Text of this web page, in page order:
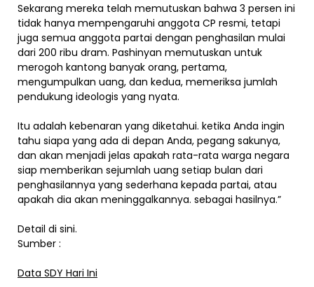
Sekarang mereka telah memutuskan bahwa 3 persen ini
tidak hanya mempengaruhi anggota CP resmi, tetapi
juga semua anggota partai dengan penghasilan mulai
dari 200 ribu dram. Pashinyan memutuskan untuk
merogoh kantong banyak orang, pertama,
mengumpulkan uang, dan kedua, memeriksa jumlah
pendukung ideologis yang nyata.
Itu adalah kebenaran yang diketahui. ketika Anda ingin
tahu siapa yang ada di depan Anda, pegang sakunya,
dan akan menjadi jelas apakah rata-rata warga negara
siap memberikan sejumlah uang setiap bulan dari
penghasilannya yang sederhana kepada partai, atau
apakah dia akan meninggalkannya. sebagai hasilnya.”
Detail di sini.
Sumber :
Data SDY Hari Ini